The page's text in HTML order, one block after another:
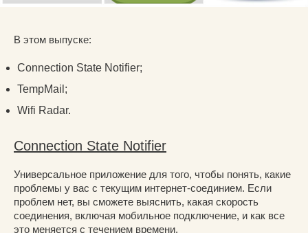
В этом выпуске:
Connection State Notifier;
TempMail;
Wifi Radar.
Connection State Notifier
Универсальное приложение для того, чтобы понять, какие
проблемы у вас с текущим интернет-соединием. Если
проблем нет, вы сможете выяснить, какая скорость
соединения, включая мобильное подключение, и как все
это меняется с течением времени.